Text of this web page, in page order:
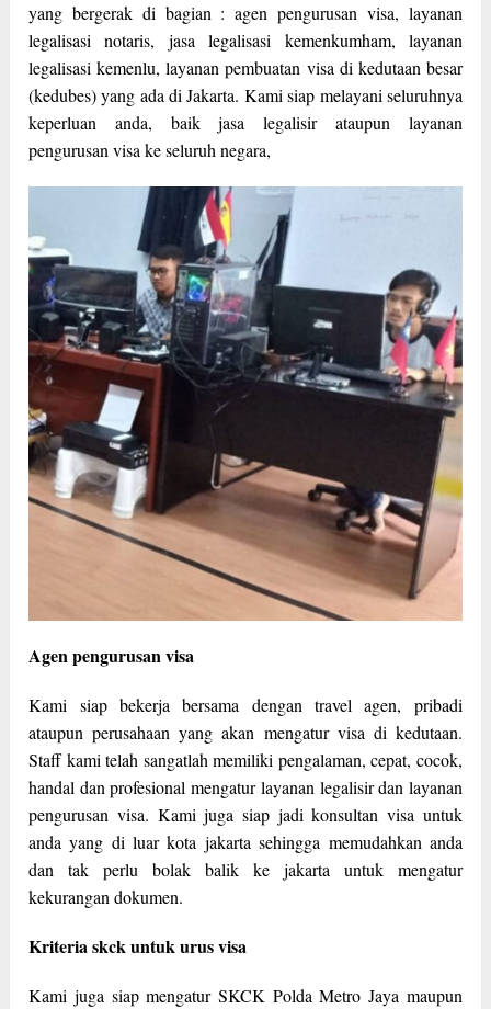
yang bergerak di bagian : agen pengurusan visa, layanan
legalisasi notaris, jasa legalisasi kemenkumham, layanan
legalisasi kemenlu, layanan pembuatan visa di kedutaan besar
(kedubes) yang ada di Jakarta. Kami siap melayani seluruhnya
keperluan anda, baik jasa legalisir ataupun layanan
pengurusan visa ke seluruh negara,
Agen pengurusan visa
Kami siap bekerja bersama dengan travel agen, pribadi
ataupun perusahaan yang akan mengatur visa di kedutaan.
Staff kami telah sangatlah memiliki pengalaman, cepat, cocok,
handal dan profesional mengatur layanan legalisir dan layanan
pengurusan visa. Kami juga siap jadi konsultan visa untuk
anda yang di luar kota jakarta sehingga memudahkan anda
dan tak perlu bolak balik ke jakarta untuk mengatur
kekurangan dokumen.
Kriteria skck untuk urus visa
Kami juga siap mengatur SKCK Polda Metro Jaya maupun